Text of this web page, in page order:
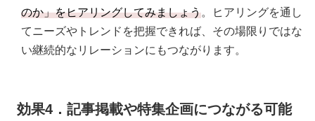
のか」をヒアリングしてみましょう。ヒアリングを通し
てニーズやトレンドを把握できれば、その場限りではな
い継続的なリレーションにもつながります。
効果4．記事掲載や特集企画につながる可能